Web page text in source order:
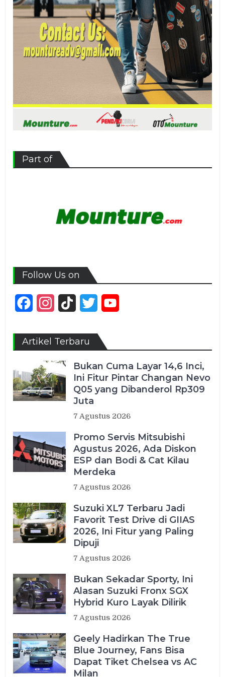
Part of
Follow Us on
FacebookInstagram
TikTok Twitter
Artikel Terbaru
Bukan Cuma Layar 14,6 Inci,
Ini Fitur Pintar Changan Nevo
Q05 yang Dibanderol Rp309
Juta
7 Agustus 2026
Promo Servis Mitsubishi
Agustus 2026, Ada Diskon
ESP dan Bodi & Cat Kilau
Merdeka
7 Agustus 2026
Suzuki XL7 Terbaru Jadi
Favorit Test Drive di GIIAS
2026, Ini Fitur yang Paling
Dipuji
7 Agustus 2026
Bukan Sekadar Sporty, Ini
Alasan Suzuki Fronx SGX
Hybrid Kuro Layak Dilirik
7 Agustus 2026
Geely Hadirkan The True
Blue Journey, Fans Bisa
Dapat Tiket Chelsea vs AC
Milan